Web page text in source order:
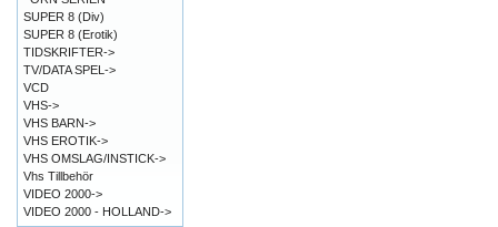
SUPER 8 (Div)
SUPER 8 (Erotik)
TIDSKRIFTER->
TV/DATA SPEL->
VCD
VHS->
VHS BARN->
VHS EROTIK->
VHS OMSLAG/INSTICK->
Vhs Tillbehör
VIDEO 2000->
VIDEO 2000 - HOLLAND->